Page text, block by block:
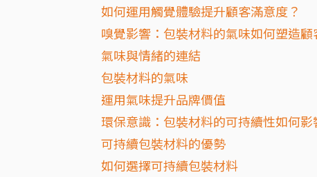
如何運用觸覺體驗提升顧客滿意度？
嗅覺影響：包裝材料的氣味如何塑造顧
氣味與情緒的連結
包裝材料的氣味
運用氣味提升品牌價值
環保意識：包裝材料的可持續性如何
可持續包裝材料的優勢
如何選擇可持續包裝材料